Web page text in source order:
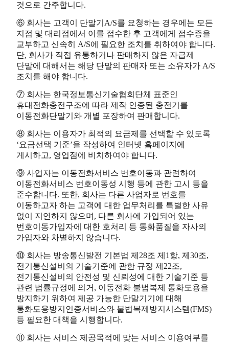
것으로 간주합니다.
⑥ 회사는 고객이 단말기A/S를 요청하는 경우에는 모든
지점 및 대리점에서 이를 접수한 후 고객에게 접수증을
교부하고 신속히 A/S에 필요한 조치를 취하여야 합니다.
단, 회사가 직접 유통하거나 판매하지 않은 자급제
단말에 대해서는 해당 단말의 판매자 또는 소유자가 A/S
조치를 해야 합니다.
⑦ 회사는 한국정보통신기술협회단체 표준인
휴대전화충전구조에 따라 제작 인증된 충전기를
이동전화단말기와 개별 포장하여 판매합니다.
⑧ 회사는 이용자가 최적의 요금제를 선택할 수 있도록
‘요금선택 기준’을 작성하여 인터넷 홈페이지에
게시하고, 영업점에 비치하여야 합니다.
⑨ 사업자는 이동전화서비스 번호이동과 관련하여
이동전화서비스 번호이동성 시행 등에 관한 고시 등을
준수합니다. 또한, 회사는 다른 사업자로 번호를
이동하고자 하는 고객에 대한 업무처리를 특별한 사유
없이 지연하지 않으며, 다른 회사에 가입되어 있는
번호이동가입자에 대한 호처리 등 통화품질을 자사의
가입자와 차별하지 않습니다.
⑩ 회사는 방송통신발전 기본법 제28조 제1항, 제30조,
전기통신설비의 기술기준에 관한 규정 제22조,
전기통신설비의 안전성 및 신뢰성에 대한 기술기준 등
관련 법률규정에 의거, 이동전화 불법복제 통화도용을
방지하기 위하여 제공 가능한 단말기기에 대해
통화도용방지인증서비스와 불법복제방지시스템(FMS)
등 필요한 대책을 시행합니다.
⑪ 회사는 서비스 제공목적에 맞는 서비스 이용여부를